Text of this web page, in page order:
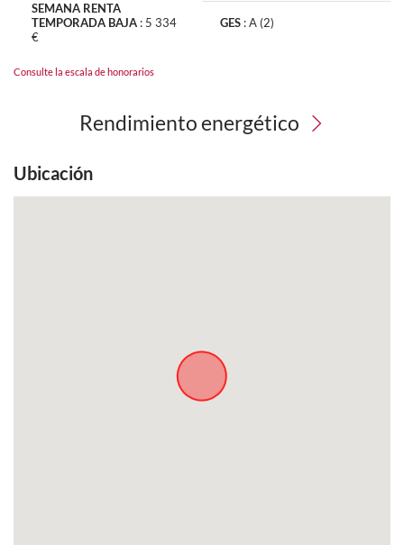
SEMANA RENTA
TEMPORADA BAJA : 5 334
€
GES :A (2)
Consulte la escala de honorarios
Rendimiento energético
Ubicación